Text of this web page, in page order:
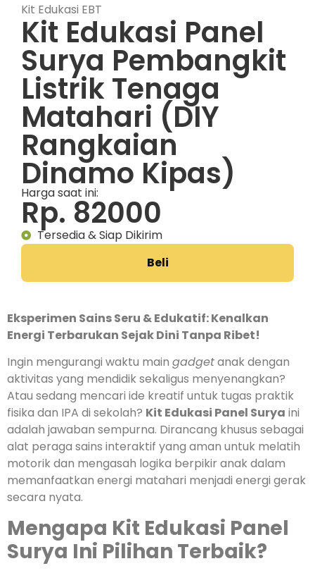
Kit Edukasi EBT
Kit Edukasi Panel
Surya Pembangkit
Listrik Tenaga
Matahari (DIY
Rangkaian
Dinamo Kipas)
Harga saat ini:
Rp. 82000
Tersedia & Siap Dikirim
Beli
Eksperimen Sains Seru & Edukatif: Kenalkan
Energi Terbarukan Sejak Dini Tanpa Ribet!
Ingin mengurangi waktu main gadgetanak dengan
aktivitas yang mendidik sekaligus menyenangkan?
Atau sedang mencari ide kreatif untuk tugas praktik
fisika dan IPA di sekolah? Kit Edukasi Panel Surya ini
adalah jawaban sempurna. Dirancang khusus sebagai
alat peraga sains interaktif yang aman untuk melatih
motorik dan mengasah logika berpikir anak dalam
memanfaatkan energi matahari menjadi energi gerak
secara nyata.
Mengapa Kit Edukasi Panel
Surya Ini Pilihan Terbaik?